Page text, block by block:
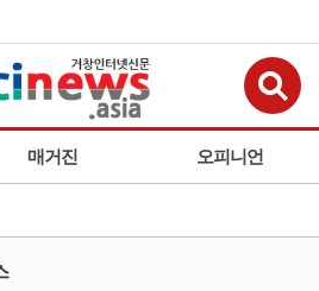
매거진 오피니언